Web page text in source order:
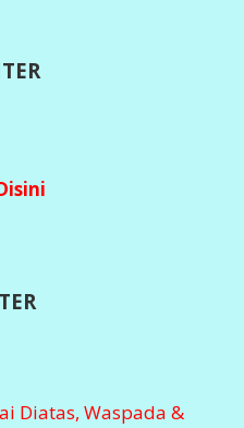
Diatas, Waspada &